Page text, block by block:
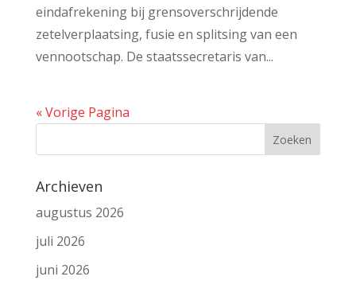
eindafrekening bij grensoverschrijdende
zetelverplaatsing, fusie en splitsing van een
vennootschap. De staatssecretaris van...
« Vorige Pagina
Archieven
augustus 2026
juli 2026
juni 2026